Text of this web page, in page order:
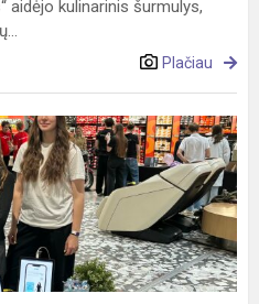
aidėjo kulinarinis šurmulys,
Plačiau